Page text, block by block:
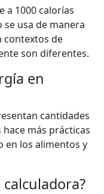
a 1000 calorías
usa de manera
contextos de
son diferentes.
en
cantidades
más prácticas
en los alimentos y